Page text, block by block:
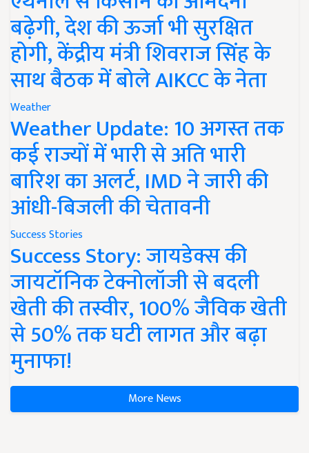
बढ़ेगी, देश की ऊर्जा भी सुरक्षित
होगी, केंद्रीय मंत्री शिवराज सिंह के
साथ बैठक में बोले AIKCC के नेता
Weather
Weather Update: 10 अगस्त तक
कई राज्यों में भारी से अति भारी
बारिश का अलर्ट, IMD ने जारी की
आंधी-बिजली की चेतावनी
Success Stories
Success Story: जायडेक्स की
जायटॉनिक टेक्नोलॉजी से बदली
खेती की तस्वीर, 100% जैविक खेती
से 50% तक घटी लागत और बढ़ा
मुनाफा!
More News